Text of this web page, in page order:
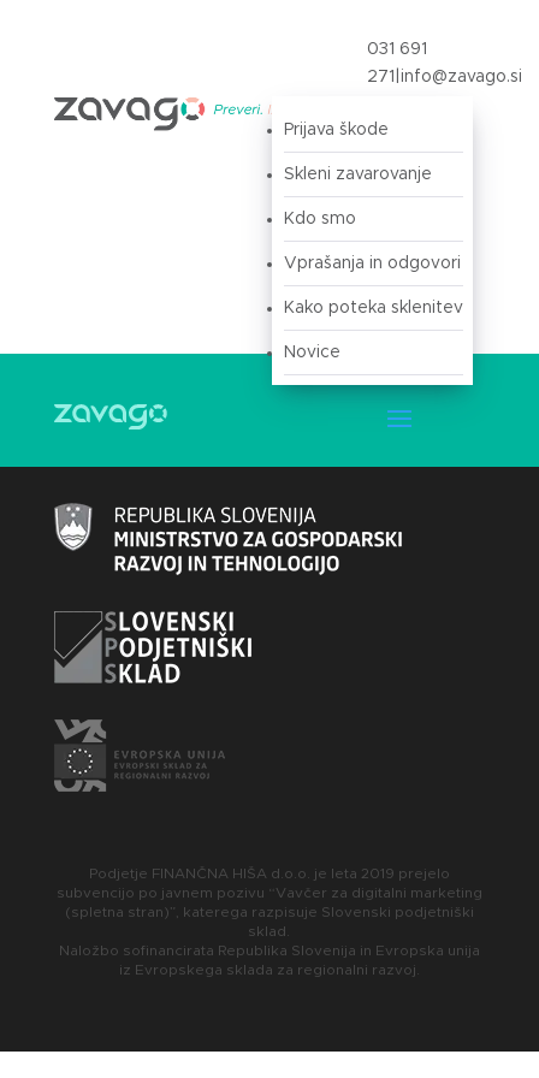
031 691
271 info@zavago.si
Prijava škode
Skleni zavarovanje
Kdo smo
Vprašanja in odgovori
Kako poteka sklenitev
Novice
Podjetje FINANČNA HIŠA d.o.o. je leta 2019 prejelo
subvencijo po javnem pozivu “Vavčer za digitalni marketing
(spletna stran)”, katerega razpisuje Slovenski podjetniški
sklad.
Naložbo sofinancirata Republika Slovenija in Evropska unija
iz Evropskega sklada za regionalni razvoj.